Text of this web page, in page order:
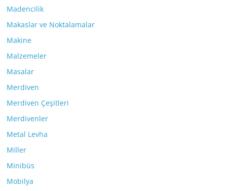
Madencilik
Makaslar ve Noktalamalar
Makine
Malzemeler
Masalar
Merdiven
Merdiven Çeşitleri
Merdivenler
Metal Levha
Miller
Minibüs
Mobilya